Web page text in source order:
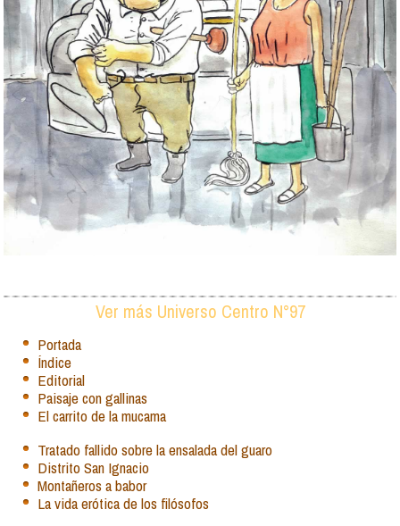
Ver más Universo Centro N°97
Portada
Índice
Editorial
Paisaje con gallinas
El carrito de la mucama
Tratado fallido sobre la ensalada del guaro
Distrito San Ignacio
Montañeros a babor
La vida erótica de los filósofos